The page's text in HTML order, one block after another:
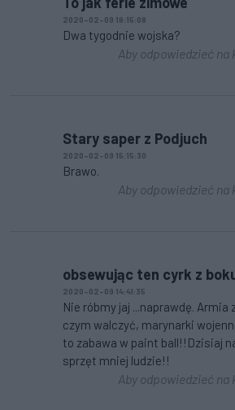
2020-02-09 18:15:08
Dwa tygodnie wojska?
Aby odpowiedzieć
Stary saper z Podjuch
2020-02-09 15:15:30
Brawo.
Aby odpowiedzieć
obsewując ten cyrk z
2020-02-09 14:41:35
Nie róbmy jaj ...naprawdę.
czym walczyć, marynarki
to zabawa w paint ball!!Dzisiaj
sprzęt mniej ludzie!!
Aby odpowiedzieć